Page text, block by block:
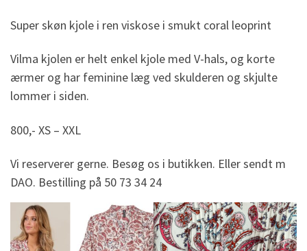
Super skøn kjole i ren viskose i smukt coral leoprint
Vilma kjolen er helt enkel kjole med V-hals, og korte
ærmer og har feminine læg ved skulderen og skjulte
lommer i siden.
800,- XS – XXL
Vi reserverer gerne. Besøg os i butikken. Eller sendt m
DAO. Bestilling på 50 73 34 24